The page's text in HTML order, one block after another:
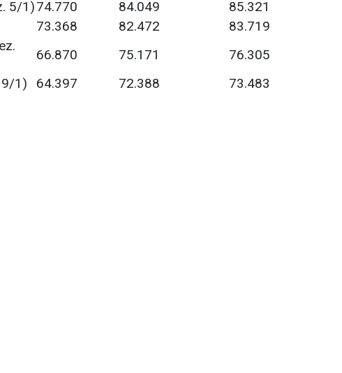
5/1)74.770 84.049
85.321
73.368 82.472
83.719
66.870 75.171
76.305
9/1) 64.397 72.388 73.483